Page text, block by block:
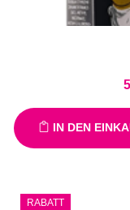
IN DEN
RABATT